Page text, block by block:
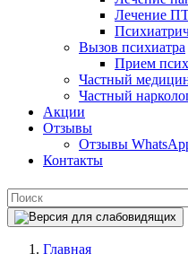
Лечение
Вызов психиатра
Прием
Частный
Частный
Акции
Отзывы
Отзывы
Контакты
Главная